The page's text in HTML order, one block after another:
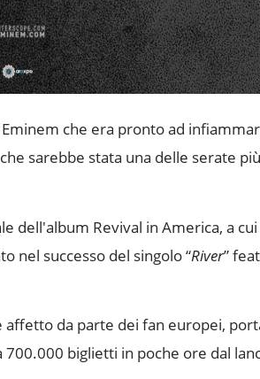
che era pronto ad
sarebbe stata una delle serate
dell'album Revival in America, a
nel successo del singolo “River”
da parte dei fan europei,
biglietti in poche ore dal